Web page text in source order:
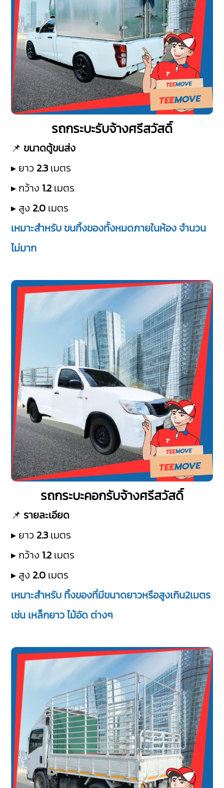
รถกระบะรับจ้างศรีสวัสดิ์
📌 ขนาดตู้ขนส่ง
▸ ยาว 2.3 เมตร
▸ กว้าง 1.2 เมตร
▸ สูง 2.0 เมตร
เหมาะสำหรับ ขนทิ้งของทั้งหมดภายในห้อง จำนวน
ไม่มาก
รถกระบะคอกรับจ้างศรีสวัสดิ์
📌 รายละเอียด
▸ ยาว 2.3 เมตร
▸ กว้าง 1.2 เมตร
▸ สูง 2.0 เมตร
เหมาะสำหรับ ทิ้งของที่มีขนาดยาวหรือสูงเกิน2เมตร
เช่น เหล็กยาว ไม้อัด ต่างๆ